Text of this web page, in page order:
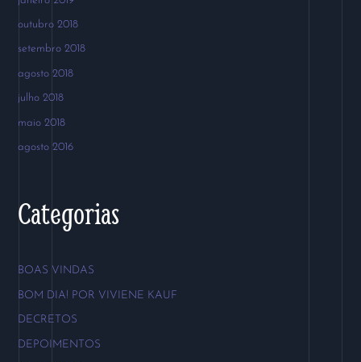
outubro 2018
setembro 2018
agosto 2018
julho 2018
maio 2018
agosto 2016
Categorias
BOAS VINDAS
BOM DIA! POR VIVIENE KAUF
DECRETOS
DEPOIMENTOS